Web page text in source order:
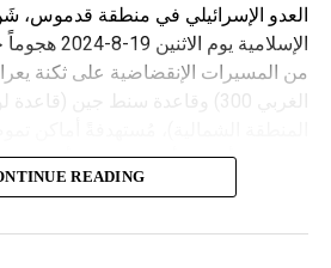
العدو الإسرائيلي في منطقة قدموس،
الإسلامية يوم
من المسيرات الإنقضاضية على ثكنة يعرا
الغربي 300) وقاعدة سنط جين
وجنودها وأصابت أهدافها بدقة وأوقعت
READING